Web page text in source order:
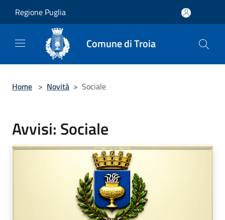
Regione Puglia
Comune di Troia
Home > Novità > Sociale
Avvisi: Sociale